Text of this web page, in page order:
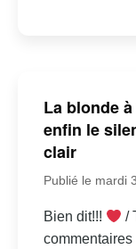
La blonde
enfin le
clair
Publié le mardi
Bien dit!!!
/
commentaires